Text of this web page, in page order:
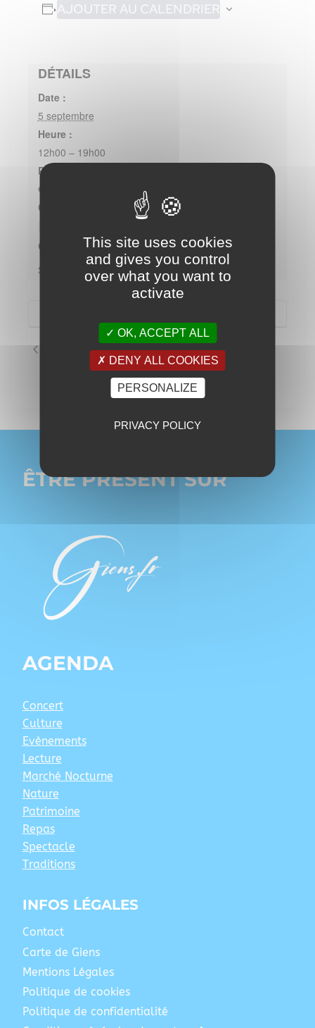
AJOUTER AU CALENDRIER
DÉTAILS
Date :
5 septembre
Heure :
12h00 – 19h00
Prix :
€20 à €25
Catégories d’Évènement:
ORGANISATEURS
Société Nautique du Havre de la Madrague
Navigation
Évènement
Marché de Créateurs de
ÊTRE PRÉSENT SUR
AGENDA
Concert
Culture
Evènements
Lecture
Marché Nocturne
Nature
Patrimoine
Repas
Spectacle
Traditions
INFOS LÉGALES
Contact
Carte de Giens
Mentions Légales
Politique de cookies
Politique de confidentialité
This site uses cookies
and gives you control
over what you want to
activate
OK, ACCEPT ALL
DENY ALL COOKIES
PERSONALIZE
PRIVACY POLICY